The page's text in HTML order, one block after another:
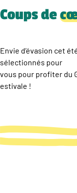
Coups de
Envie d’évasion cet
sélectionnés pour
vous pour profiter du
estivale !